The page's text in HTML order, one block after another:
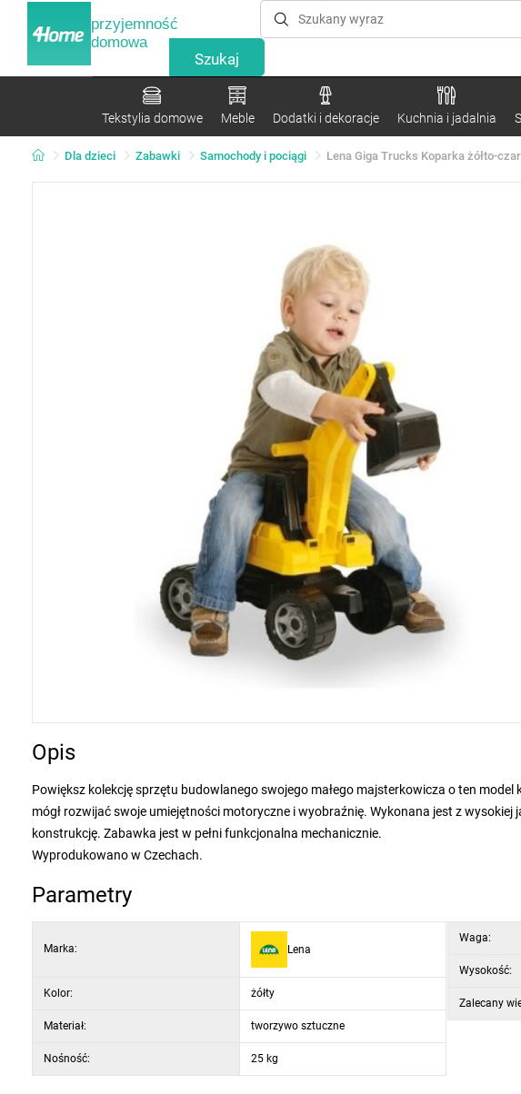
przyjemność
domowa
Tekstylia domowe Meble Dodatki i dekoracje Kuchnia i jadalnia
Dla dzieci Zabawki Samochody i pociągi Lena Giga Trucks Koparka żółto-
Opis
Powiększ kolekcję sprzętu budowlanego swojego małego majsterkowicza o ten model
mógł rozwijać swoje umiejętności motoryczne i wyobraźnię. Wykonana jest z
konstrukcję. Zabawka jest w pełni funkcjonalna mechanicznie.
Wyprodukowano w Czechach.
Parametry
Marka: Lena
Kolor: żółty
Materiał: tworzywo sztuczne
Nośność: 25 kg
Waga:
Wysokość:
Zalecany